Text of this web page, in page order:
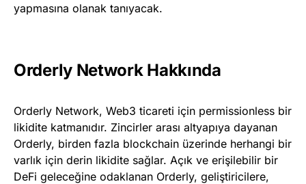
yapmasına olanak tanıyacak.
Orderly Network Hakkında
Orderly Network, Web3 ticareti için permissionless bir
likidite katmanıdır. Zincirler arası altyapıya dayanan
Orderly, birden fazla blockchain üzerinde herhangi bir
varlık için derin likidite sağlar. Açık ve erişilebilir bir
DeFi geleceğine odaklanan Orderly, geliştiricilere,